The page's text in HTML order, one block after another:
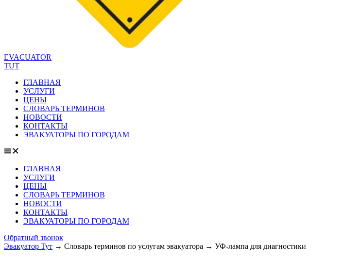
EVACUATOR
TUT
ГЛАВНАЯ
УСЛУГИ
ЦЕНЫ
СЛОВАРЬ ТЕРМИНОВ
НОВОСТИ
КОНТАКТЫ
ЭВАКУАТОРЫ ПО ГОРОДАМ
ГЛАВНАЯ
УСЛУГИ
ЦЕНЫ
СЛОВАРЬ ТЕРМИНОВ
НОВОСТИ
КОНТАКТЫ
ЭВАКУАТОРЫ ПО ГОРОДАМ
Обратный звонок
Эвакуатор Тут → Словарь терминов по услугам эвакуатора → УФ-лампа для диагностики